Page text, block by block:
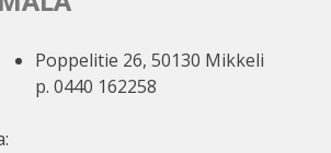
Poppelitie 26, 50130 Mikkeli
p. 0440 162258